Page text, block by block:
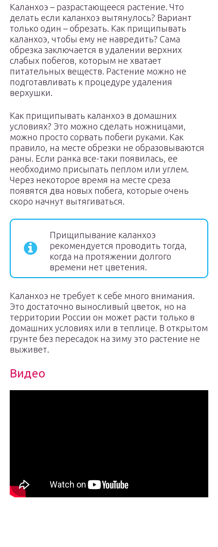
Каланхоэ – разрастающееся растение. Что
делать если каланхоэ вытянулось? Вариант
только один – обрезать. Как прищипывать
каланхоэ, чтобы ему не навредить? Сама
обрезка заключается в удалении верхних
слабых побегов, которым не хватает
питательных веществ. Растение можно не
подготавливать к процедуре удаления
верхушки.
Как прищипывать каланхоэ в домашних
условиях? Это можно сделать ножницами,
можно просто сорвать побеги руками. Как
правило, на месте обрезки не образовываются
раны. Если ранка все-таки появилась, ее
необходимо присыпать пеплом или углем.
Через некоторое время на месте среза
появятся два новых побега, которые очень
скоро начнут вытягиваться.
Прищипывание каланхоэ
рекомендуется проводить тогда,
когда на протяжении долгого
времени нет цветения.
Каланхоэ не требует к себе много внимания.
Это достаточно выносливый цветок, но на
территории России он может расти только в
домашних условиях или в теплице. В открытом
грунте без пересадок на зиму это растение не
выживет.
Видео